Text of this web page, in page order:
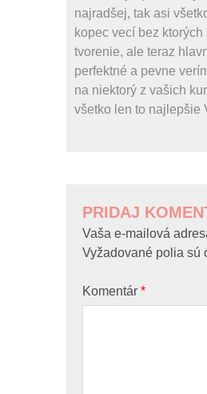
najradšej, tak asi
kopec vecí bez
tvorenie, ale teraz
perfektné a pevne
na niektorý z vašich
všetko len to najlepšie
PRIDAJ
Vaša e-mailová
Vyžadované polia sú
Komentár*